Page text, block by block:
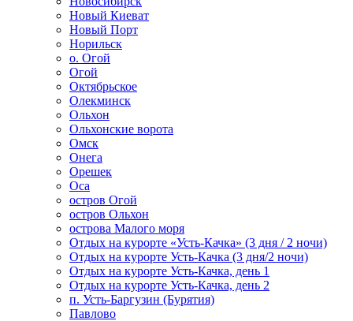
Новый Киеват
Новый Порт
Норильск
о. Огой
Огой
Октябрьское
Олекминск
Ольхон
Ольхонские ворота
Омск
Онега
Орешек
Оса
остров Огой
остров Ольхон
острова Малого моря
Отдых на курорте «Усть-Качка» (3 дня / 2 ночи)
Отдых на курорте Усть-Качка (3 дня/2 ночи)
Отдых на курорте Усть-Качка, день 1
Отдых на курорте Усть-Качка, день 2
п. Усть-Баргузин (Бурятия)
Павлово